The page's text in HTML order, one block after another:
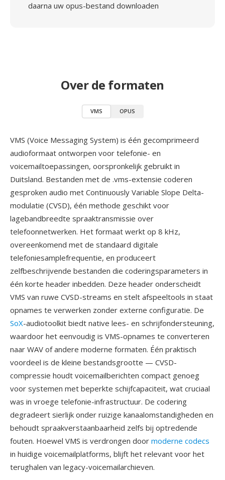
daarna uw opus-bestand downloaden
Over de formaten
VMS OPUS
VMS (Voice Messaging System) is één gecomprimeerd
audioformaat ontworpen voor telefonie- en
voicemailtoepassingen, oorspronkelijk gebruikt in
Duitsland. Bestanden met de .vms-extensie coderen
gesproken audio met Continuously Variable Slope Delta-
modulatie (CVSD), één methode geschikt voor
lagebandbreedte spraaktransmissie over
telefoonnetwerken. Het formaat werkt op 8 kHz,
overeenkomend met de standaard digitale
telefoniesamplefrequentie, en produceert
zelfbeschrijvende bestanden die coderingsparameters in
één korte header inbedden. Deze header onderscheidt
VMS van ruwe CVSD-streams en stelt afspeeltools in staat
opnames te verwerken zonder externe configuratie. De
SoX-audiotoolkit biedt native lees- en schrijfondersteuning,
waardoor het eenvoudig is VMS-opnames te converteren
naar WAV of andere moderne formaten. Één praktisch
voordeel is de kleine bestandsgrootte — CVSD-
compressie houdt voicemailberichten compact genoeg
voor systemen met beperkte schijfcapaciteit, wat cruciaal
was in vroege telefonie-infrastructuur. De codering
degradeert sierlijk onder ruizige kanaalomstandigheden en
behoudt spraakverstaanbaarheid zelfs bij optredende
fouten. Hoewel VMS is verdrongen door moderne codecs
in huidige voicemailplatforms, blijft het relevant voor het
terughalen van legacy-voicemailarchieven.